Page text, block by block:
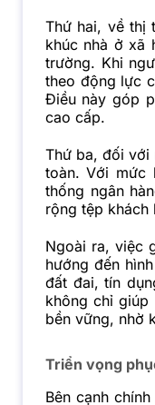
Thứ hai, về thị
khúc nhà ở xã
trường. Khi
theo động lực
Điều này góp
cao cấp.
Thứ ba, đối với
toàn. Với mức
thống ngân
rộng tệp khách
Ngoài ra, việc
hướng đến
đất đai, tín
không chỉ
bền vững, nhờ
Triển vọng
Bên cạnh chính